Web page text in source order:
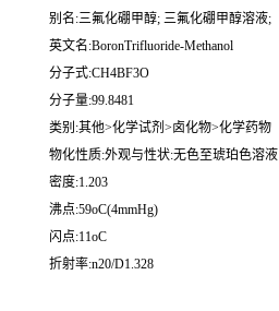
别名:三氟化硼甲醇; 三氟化硼甲醇溶液;
英文名:BoronTrifluoride-Methanol
分子式:CH4BF3O
分子量:99.8481
类别:其他>化学试剂>卤化物>化学药物
物化性质:外观与性状:无色至琥珀色溶液
密度:1.203
沸点:59oC(4mmHg)
闪点:11oC
折射率:n20/D1.328